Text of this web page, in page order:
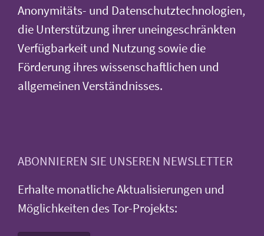
Anonymitäts- und Datenschutztechnologien,
die Unterstützung ihrer uneingeschränkten
Verfügbarkeit und Nutzung sowie die
Förderung ihres wissenschaftlichen und
allgemeinen Verständnisses.
ABONNIEREN SIE UNSEREN NEWSLETTER
Erhalte monatliche Aktualisierungen und
Möglichkeiten des Tor-Projekts: